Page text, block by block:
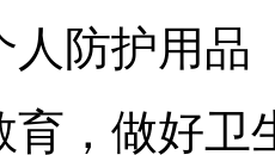
人防护用品
育，做好卫